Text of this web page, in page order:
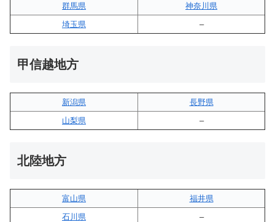
群馬県
神奈川県
埼玉県
–
甲信越地方
新潟県
長野県
山梨県
–
北陸地方
富山県
福井県
石川県
–